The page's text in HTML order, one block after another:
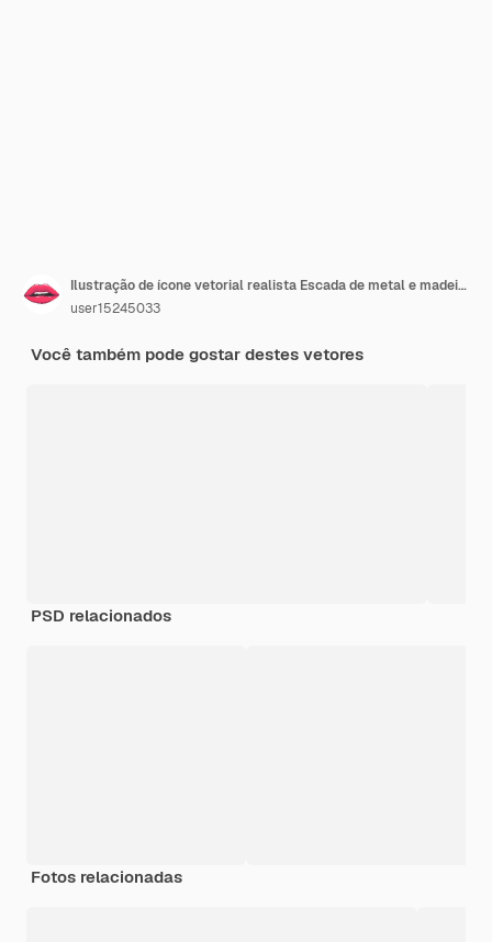
Ilustração de ícone vetorial realista Escada de metal e madeira na frente e vista lateral isolada em w
user15245033
Você também pode gostar destes vetores
PSD relacionados
Fotos relacionadas